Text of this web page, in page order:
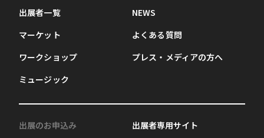
出展者一覧
マーケット
ワークショップ
ミュージック
NEWS
よくある質問
プレス・メディアの方へ
出展のお申込み
出展者専用サイト